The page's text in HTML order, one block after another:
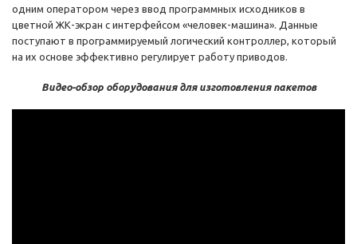
одним оператором через ввод программных исходников в
цветной ЖК-экран с интерфейсом «человек-машина». Данные
поступают в программируемый логический контроллер, который
на их основе эффективно регулирует работу приводов.
Видео-обзор оборудования для изготовления пакетов